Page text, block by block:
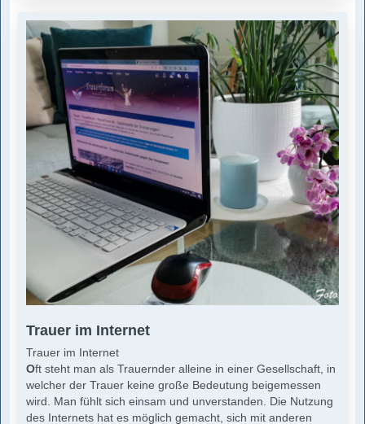
Trauer im Internet
Trauer im Internet
Oft steht man als Trauernder alleine in einer Gesellschaft, in
welcher der Trauer keine große Bedeutung beigemessen
wird. Man fühlt sich einsam und unverstanden. Die Nutzung
des Internets hat es möglich gemacht, sich mit anderen